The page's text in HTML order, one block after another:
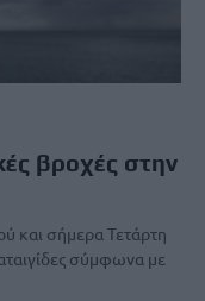
βροχές στην
και σήμερα Τετάρτη
σύμφωνα με